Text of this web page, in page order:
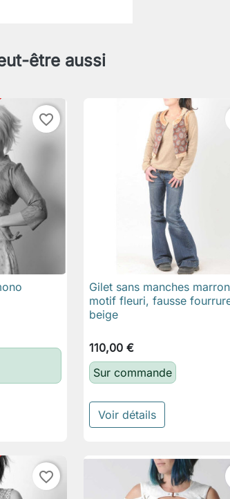
être aussi
favorite_border
 Aperçu rapide
Gilet sans manches marron
motif fleuri, fausse
beige
110,00 €
Sur commande
Voir détails
favorite_border